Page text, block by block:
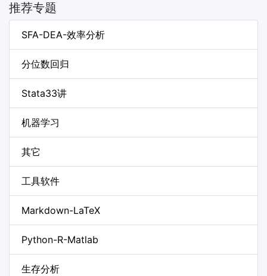
推荐专题
SFA-DEA-效率分析
分位数回归
Stata33讲
机器学习
其它
工具软件
Markdown-LaTeX
Python-R-Matlab
生存分析